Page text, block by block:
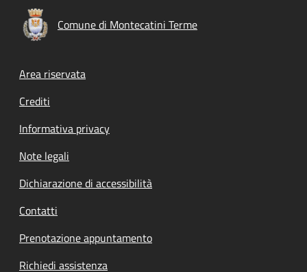
Comune di Montecatini Terme
Footer menu
Area riservata
Crediti
Informativa privacy
Note legali
Dichiarazione di accessibilità
Contatti
Prenotazione appuntamento
Richiedi assistenza